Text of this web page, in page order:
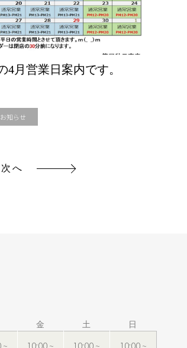
4月営業日案内です。
お知らせ
次へ
金 土 日
~
10:00 ~
10:00 ~
10:00 ~